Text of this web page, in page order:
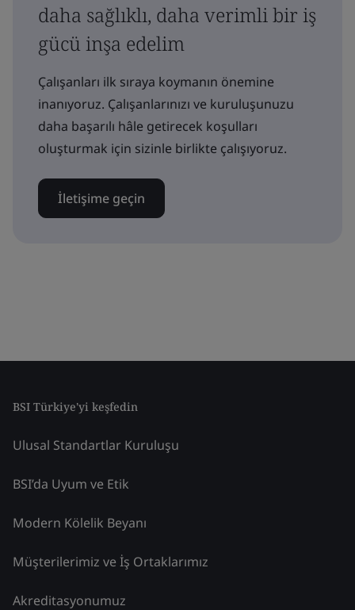
daha sağlıklı, daha verimli bir iş
gücü inşa edelim
Çalışanları ilk sıraya koymanın önemine
inanıyoruz. Çalışanlarınızı ve kuruluşunuzu
daha başarılı hâle getirecek koşulları
oluşturmak için sizinle birlikte çalışıyoruz.
İletişime geçin
BSI Türkiye'yi keşfedin
Ulusal Standartlar Kuruluşu
BSI’da Uyum ve Etik
Modern Kölelik Beyanı
Müşterilerimiz ve İş Ortaklarımız
Akreditasyonumuz